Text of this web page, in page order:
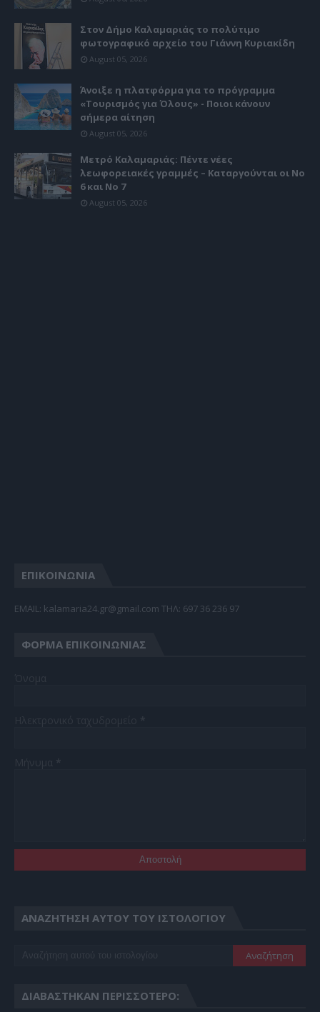
Στον Δήμο Καλαμαριάς το πολύτιμο
φωτογραφικό αρχείο του Γιάννη Κυριακίδη
August 05, 2026
Άνοιξε η πλατφόρμα για το πρόγραμμα
«Τουρισμός για Όλους» - Ποιοι κάνουν
σήμερα αίτηση
August 05, 2026
Μετρό Καλαμαριάς: Πέντε νέες
λεωφορειακές γραμμές – Καταργούνται οι Νο
6 και Νο 7
August 05, 2026
ΕΠΙΚΟΙΝΩΝΙΑ
EMAIL: kalamaria24.gr@gmail.com TΗΛ: 697 36 236 97
ΦΌΡΜΑ ΕΠΙΚΟΙΝΩΝΊΑΣ
ΑΝΑΖΉΤΗΣΗ ΑΥΤΟΎ ΤΟΥ ΙΣΤΟΛΟΓΊΟΥ
ΔΙΑΒΆΣΤΗΚΑΝ ΠΕΡΙΣΣΌΤΕΡΟ: